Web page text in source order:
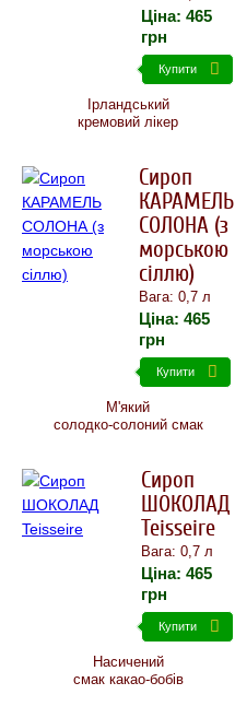
Ціна: 465
грн
Купити
Ірландський
кремовий лікер
Сироп
КАРАМЕЛЬ
СОЛОНА (з
морською
сіллю)
Вага: 0,7 л
Ціна: 465
грн
Купити
М'який
солодко-солоний смак
Сироп
ШОКОЛАД
Teisseire
Вага: 0,7 л
Ціна: 465
грн
Купити
Насичений
смак какао-бобів